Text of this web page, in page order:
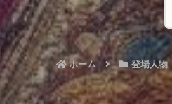
ホーム 登場人物